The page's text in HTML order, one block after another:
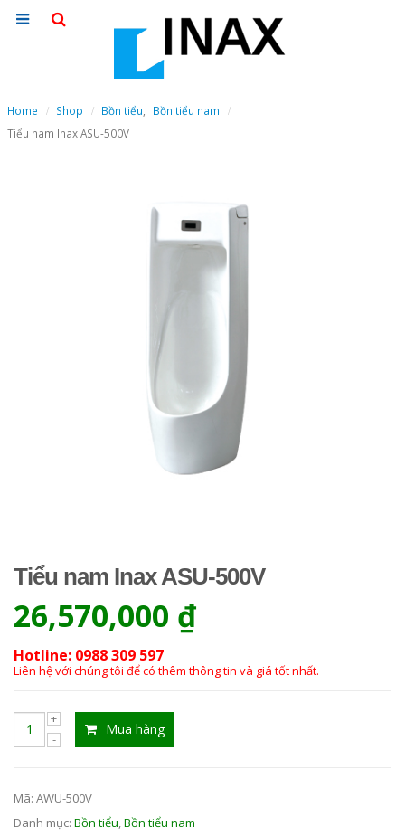
Home Shop Bồn tiểu
Bồn tiểu nam
Tiểu nam Inax ASU-500V
Tiểu nam Inax ASU-500V
26,570,000 ₫
Hotline: 0988 309 597
Liên hệ với chúng tôi để có thêm thông tin và giá tốt nhất.
Mua hàng
Mã: AWU-500V
Danh mục: Bồn tiểu,Bồn tiểu nam